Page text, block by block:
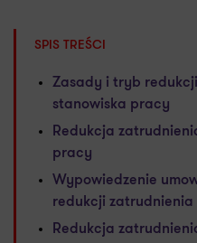
SPIS TREŚCI
Zasady i tryb
stanowiska pracy
Redukcja
pracy
Wypowiedzenie
redukcji
Redukcja